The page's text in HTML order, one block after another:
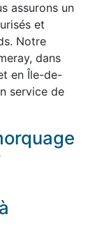
assurons un
et
Notre
dans
en Île-de-
service de